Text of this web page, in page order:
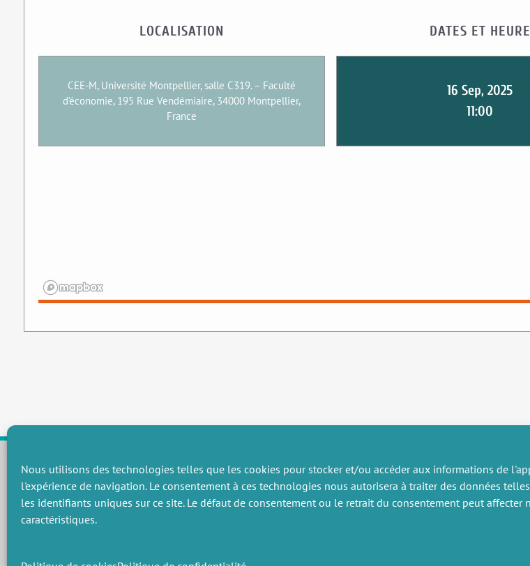
Nous utilisons des technologies telles que les cookies pour stocker et/ou accéder aux informations de
l'expérience de navigation. Le consentement à ces technologies nous autorisera à traiter des données
les identifiants uniques sur ce site. Le défaut de consentement ou le retrait du consentement peut
caractéristiques.
LOCALISATION
CEE-M, Université Montpellier, salle C319. – Faculté
d’économie, 195 Rue Vendémiaire, 34000 Montpellier,
France
DATES ET HEURE
16 Sep, 2025
11:00
CHAMPS THÉMATIQUES
Préservation des ressources naturelles et de la biodiversité
Vers une gouvernance environnementale efficace et équitable
RECHERCHE